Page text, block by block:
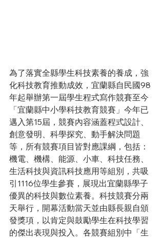
為了落實全縣學生科技素養的養成，強
化科技教育推動成效，宜蘭縣自民國98
年起舉辦第一屆學生程式寫作競賽至今
「宜蘭縣中小學科技教育競賽」今年已
邁入第15屆，競賽內容涵蓋程式設計、
創意發明、科學探究、動手解決問題
等，所有競賽項目皆對應課綱，包括：
機電、機構、能源、小車、科技任務、
生活科技與資訊科技應用等組別，共吸
引1116位學生參賽，展現出宜蘭縣學子
優異的科技與數位素養。科技競賽分兩
天舉行，開幕活動當天並由縣長親自頒
發獎項，以肯定與鼓勵學生在科技學習
的傑出表現與投入。各競賽組別中「生